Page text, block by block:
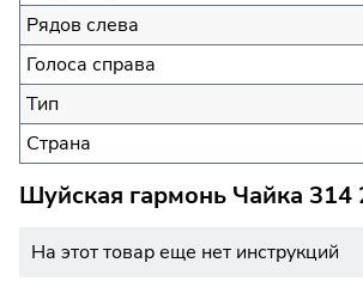
Рядов слева
Голоса справа
Тип
Страна
Шуйская гармонь Чайка 314
На этот товар еще нет инструкций